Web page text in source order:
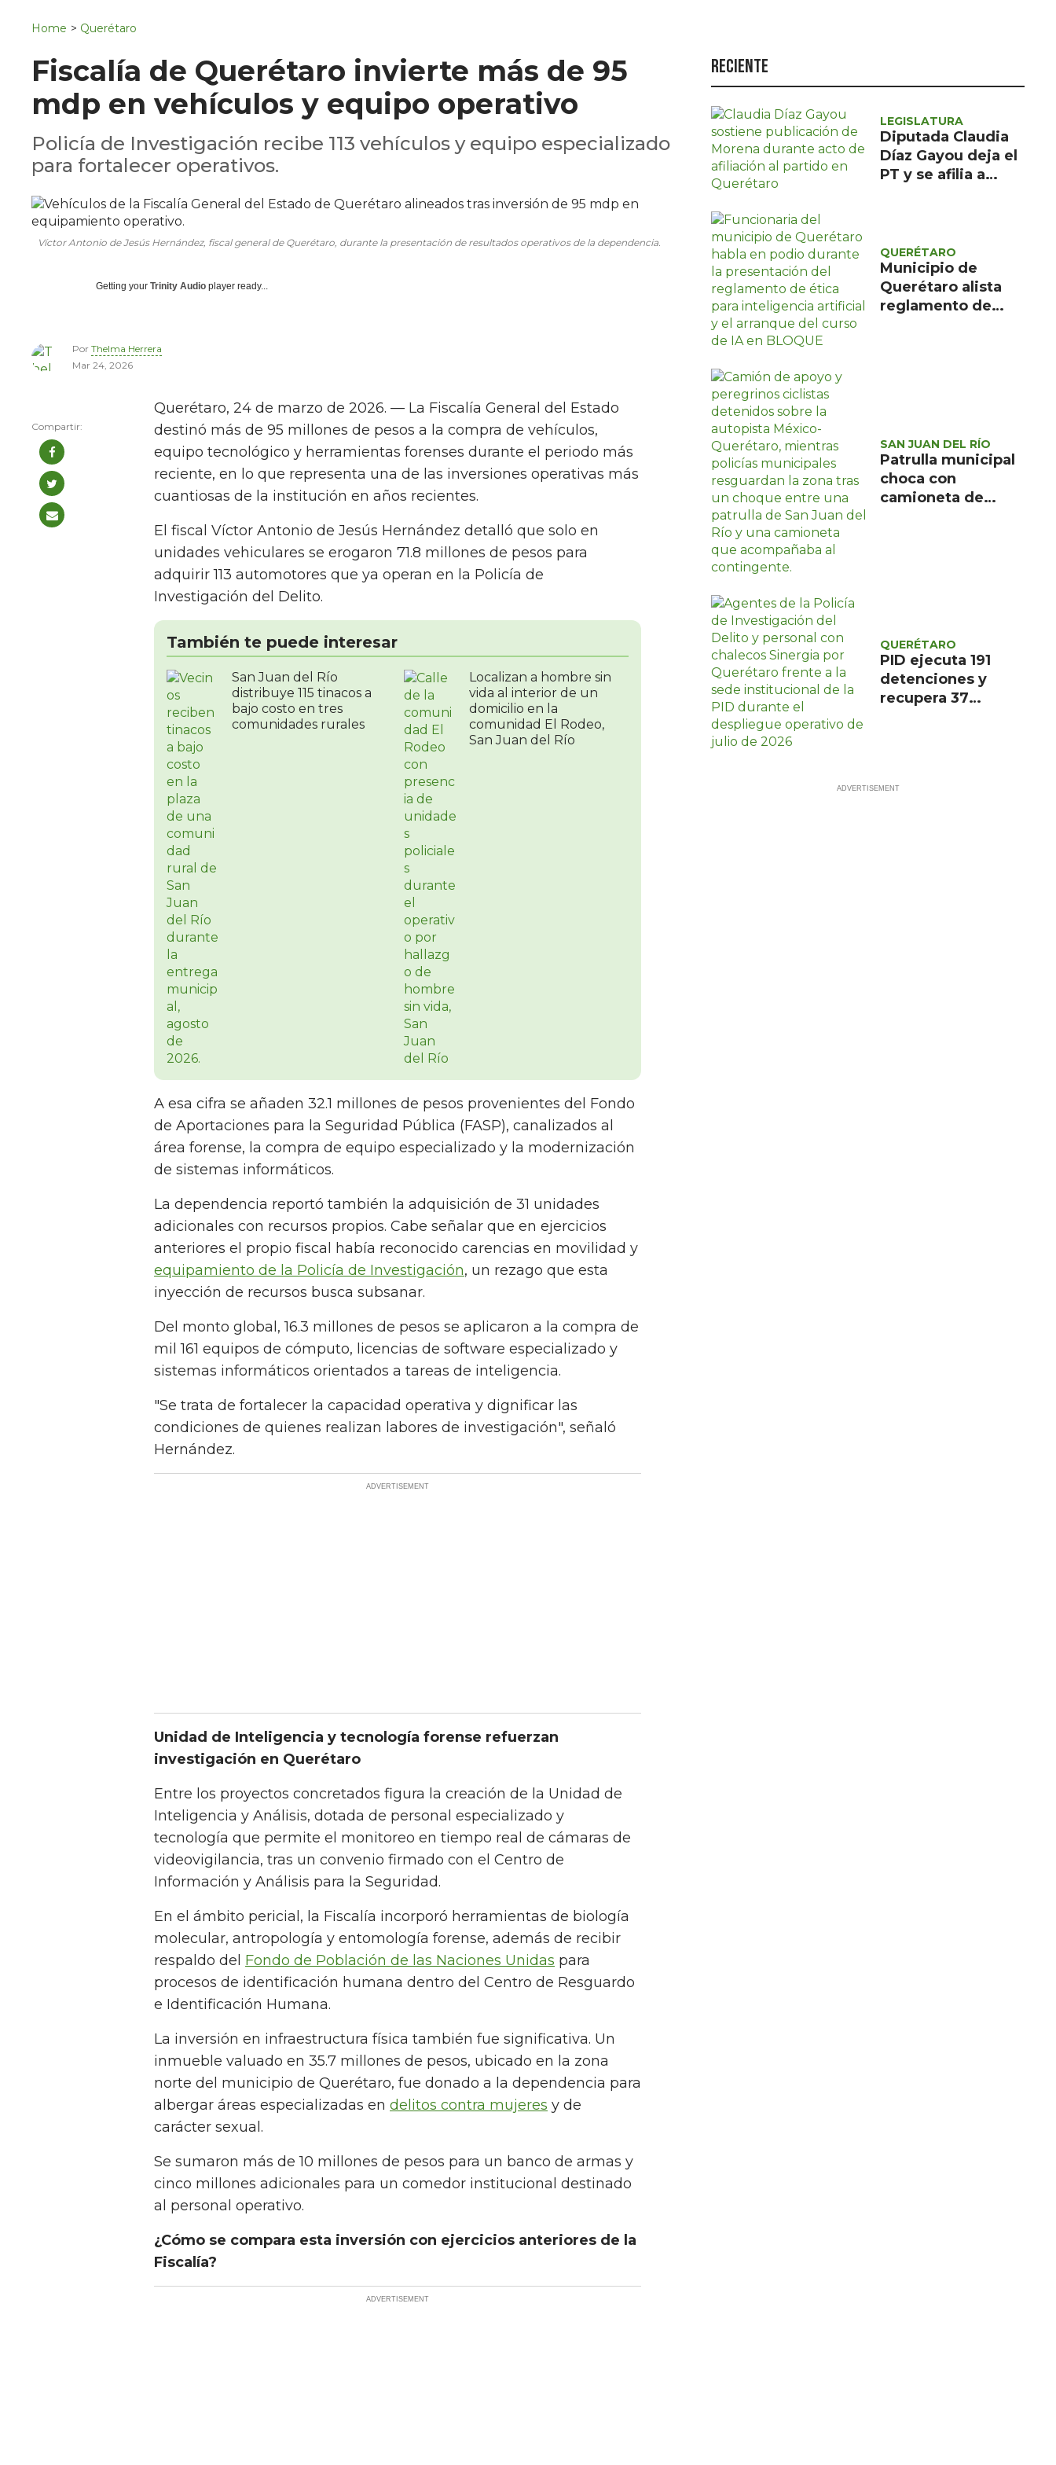
Política
Turismo
Asuntos Sociales
Home > Querétaro
Fiscalía de Querétaro invierte más de 95
mdp en vehículos y equipo operativo
Policía de Investigación recibe 113 vehículos y equipo especializado
para fortalecer operativos.
Víctor Antonio de Jesús Hernández, fiscal general de Querétaro, durante la presentación de resultados operativos de la dependencia.
Getting your Trinity Audio player ready...
Por Thelma Herrera
Mar 24, 2026
Querétaro, 24 de marzo de 2026. — La Fiscalía General del Estado
destinó más de 95 millones de pesos a la compra de vehículos,
equipo tecnológico y herramientas forenses durante el periodo más
reciente, en lo que representa una de las inversiones operativas más
cuantiosas de la institución en años recientes.
El fiscal Víctor Antonio de Jesús Hernández detalló que solo en
unidades vehiculares se erogaron 71.8 millones de pesos para
adquirir 113 automotores que ya operan en la Policía de
Investigación del Delito.
También te puede interesar
San Juan del Río
distribuye 115 tinacos a
bajo costo en tres
comunidades rurales
Localizan a hombre sin
vida al interior de un
domicilio en la
comunidad El Rodeo,
San Juan del Río
A esa cifra se añaden 32.1 millones de pesos provenientes del Fondo
de Aportaciones para la Seguridad Pública (FASP), canalizados al
área forense, la compra de equipo especializado y la modernización
de sistemas informáticos.
La dependencia reportó también la adquisición de 31 unidades
adicionales con recursos propios. Cabe señalar que en ejercicios
anteriores el propio fiscal había reconocido carencias en movilidad y
equipamiento de la Policía de Investigación, un rezago que esta
inyección de recursos busca subsanar.
Del monto global, 16.3 millones de pesos se aplicaron a la compra de
mil 161 equipos de cómputo, licencias de software especializado y
sistemas informáticos orientados a tareas de inteligencia.
"Se trata de fortalecer la capacidad operativa y dignificar las
condiciones de quienes realizan labores de investigación", señaló
Hernández.
Unidad de Inteligencia y tecnología forense refuerzan
investigación en Querétaro
Entre los proyectos concretados figura la creación de la Unidad de
Inteligencia y Análisis, dotada de personal especializado y
tecnología que permite el monitoreo en tiempo real de cámaras de
videovigilancia, tras un convenio firmado con el Centro de
Información y Análisis para la Seguridad.
En el ámbito pericial, la Fiscalía incorporó herramientas de biología
molecular, antropología y entomología forense, además de recibir
respaldo del Fondo de Población de las Naciones Unidas para
procesos de identificación humana dentro del Centro de Resguardo
e Identificación Humana.
La inversión en infraestructura física también fue significativa. Un
inmueble valuado en 35.7 millones de pesos, ubicado en la zona
norte del municipio de Querétaro, fue donado a la dependencia para
albergar áreas especializadas en delitos contra mujeres y de
carácter sexual.
Se sumaron más de 10 millones de pesos para un banco de armas y
cinco millones adicionales para un comedor institucional destinado
al personal operativo.
¿Cómo se compara esta inversión con ejercicios anteriores de la
Fiscalía?
Reciente
LEGISLATURA
Diputada Claudia
Díaz Gayou deja el
PT y se afilia a
QUERÉTARO
Municipio de
Querétaro alista
reglamento de
SAN JUAN DEL RÍO
Patrulla municipal
choca con
camioneta de
QUERÉTARO
PID ejecuta 191
detenciones y
recupera 37